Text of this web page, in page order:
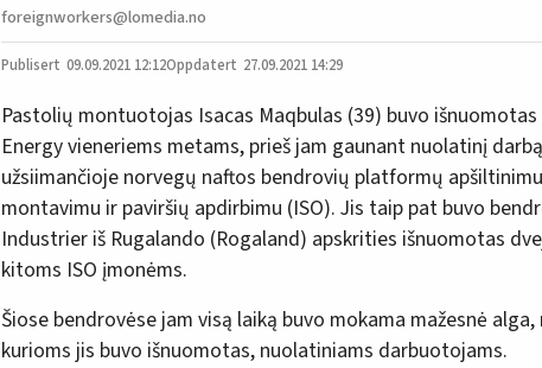
foreignworkers@lomedia.no
09.09.2021 12:12 27.09.2021 14:29
Pastolių montuotojas Isacas Maqbulas (39) buvo
Energy vieneriems metams, prieš jam gaunant nuolatinį
užsiimančioje norvegų naftos bendrovių platformų
montavimu ir paviršių apdirbimu (ISO). Jis taip pat buvo
Industrier iš Rugalando (Rogaland) apskrities išnuomotas
kitoms ISO įmonėms.
Šiose bendrovėse jam visą laiką buvo mokama mažesnė
kurioms jis buvo išnuomotas, nuolatiniams darbuotojams.